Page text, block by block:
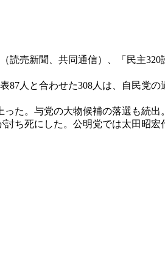
売新聞、共同通信）、「民主
人と合わせた308人は、自民党の
た。与党の大物候補の落選も続
ち死にした。公明党では太田昭